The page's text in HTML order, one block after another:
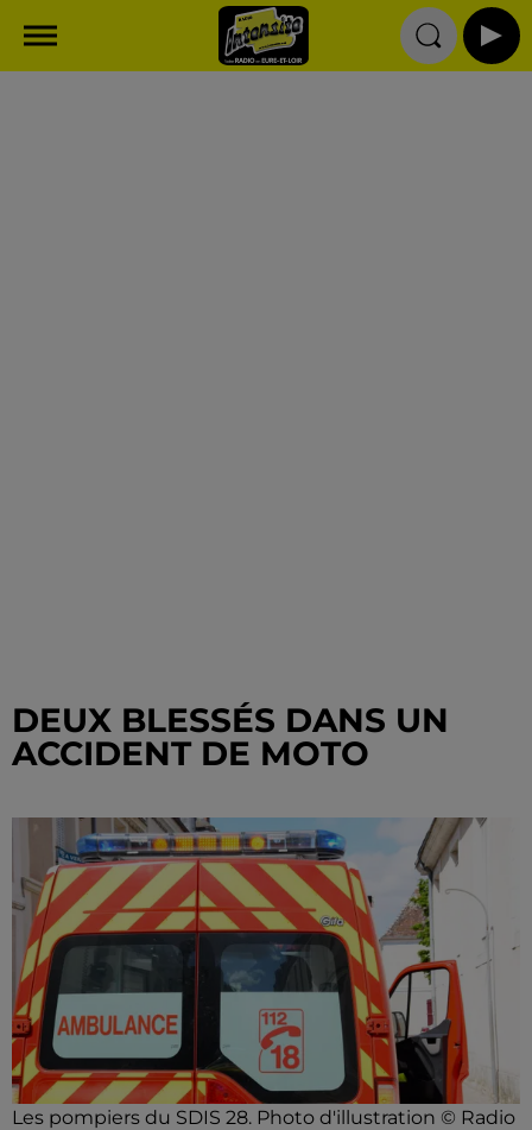
DEUX BLESSÉS DANS UN
ACCIDENT DE MOTO
Les pompiers du SDIS 28. Photo d'illustration © Radio